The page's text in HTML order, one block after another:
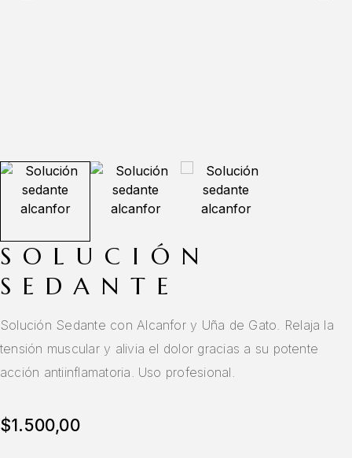
SOLUCIÓN
SEDANTE
Solución Sedante con Alcanfor y Uña de Gato. Relaja la
tensión muscular y alivia el dolor gracias a su potente
acción antiinflamatoria. Uso profesional.
$1.500,00